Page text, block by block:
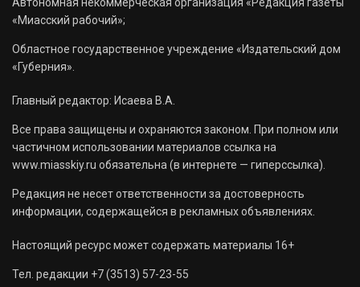
«Миасский рабочий»;
Областное государственное учреждение «Издательский дом
«Губерния».
Главный редактор: Исаева В.А.
Все права защищены и охраняются законом. При полном или
частичном использовании материалов ссылка на
www.miasskiy.ru обязательна (в интернете — гиперссылка).
Редакция не несет ответственности за достоверность
информации, содержащейся в рекламных объявлениях.
Настоящий ресурс может содержать материалы 16+
Тел. редакции +7 (3513) 57-23-55